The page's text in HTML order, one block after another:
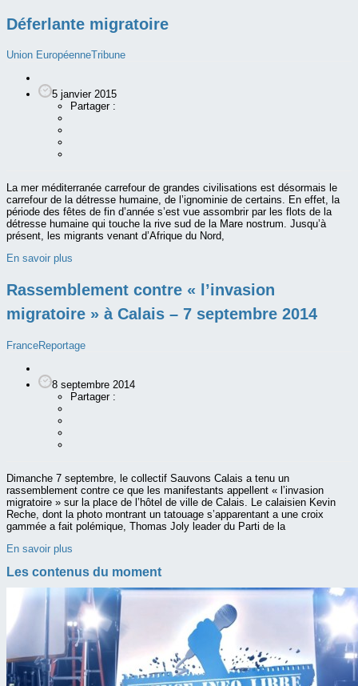
Déferlante migratoire
Union EuropéenneTribune
5 janvier 2015
Partager :
La mer méditerranée carrefour de grandes civilisations est désormais le
carrefour de la détresse humaine, de l’ignominie de certains. En effet, la
période des fêtes de fin d’année s’est vue assombrir par les flots de la
détresse humaine qui touche la rive sud de la Mare nostrum. Jusqu’à
présent, les migrants venant d’Afrique du Nord,
En savoir plus
Rassemblement contre « l’invasion
migratoire » à Calais – 7 septembre 2014
FranceReportage
8 septembre 2014
Partager :
Dimanche 7 septembre, le collectif Sauvons Calais a tenu un
rassemblement contre ce que les manifestants appellent « l’invasion
migratoire » sur la place de l’hôtel de ville de Calais. Le calaisien Kevin
Reche, dont la photo montrant un tatouage s’apparentant a une croix
gammée a fait polémique, Thomas Joly leader du Parti de la
En savoir plus
Les contenus du moment